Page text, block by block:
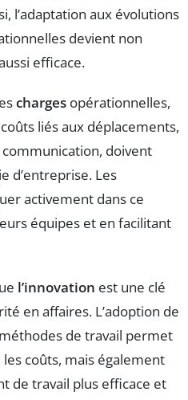
l’adaptation aux évolutions
devient non
efficace.
charges opérationnelles,
liés aux déplacements,
communication, doivent
d’entreprise. Les
activement dans ce
équipes et en facilitant
l’innovation est une clé
en affaires. L’adoption de
de travail permet
coûts, mais également
de travail plus efficace et